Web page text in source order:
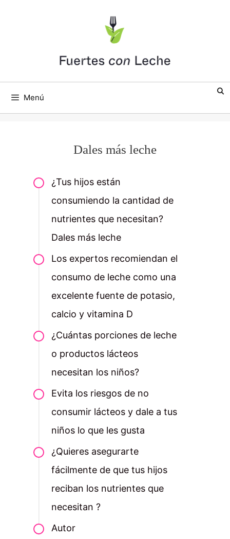
Menú
Dales más leche
¿Tus hijos están
consumiendo la cantidad de
nutrientes que necesitan?
Dales más leche
Los expertos recomiendan el
consumo de leche como una
excelente fuente de potasio,
calcio y vitamina D
¿Cuántas porciones de leche
o productos lácteos
necesitan los niños?
Evita los riesgos de no
consumir lácteos y dale a tus
niños lo que les gusta
¿Quieres asegurarte
fácilmente de que tus hijos
reciban los nutrientes que
necesitan ?
Autor